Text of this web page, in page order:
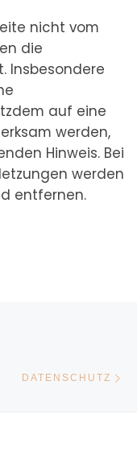
nicht vom
die
Insbesondere
auf eine
werden,
Hinweis. Bei
werden
entfernen.
DATENSCHUTZ